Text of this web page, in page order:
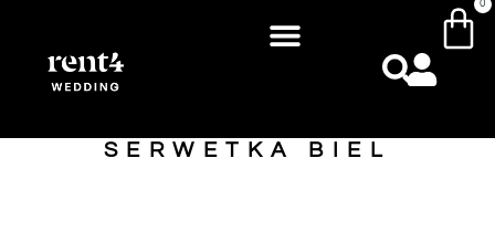
0
SERWETKA BIEL